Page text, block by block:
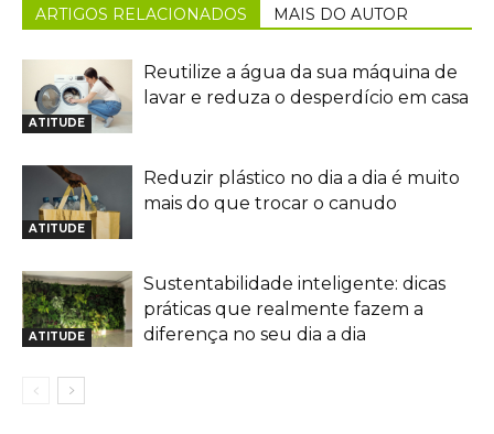
ARTIGOS RELACIONADOS MAIS DO AUTOR
ATITUDE
Reutilize a água da sua máquina de
lavar e reduza o desperdício em casa
ATITUDE
Reduzir plástico no dia a dia é muito
mais do que trocar o canudo
ATITUDE
Sustentabilidade inteligente: dicas
práticas que realmente fazem a
diferença no seu dia a dia